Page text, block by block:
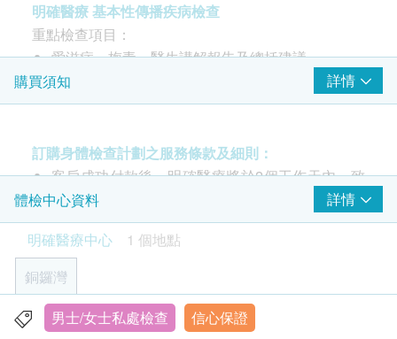
愛滋病抗體一及二
報告
醫生講解報告及總括建議
HK$280.0 HK$330
運動心電圖
評估心臟在運動時的反應及檢測在靜止狀態下無法察覺的心臟
問題
HK$
可探測胃癌風險，幽門螺旋菌可引致多種胃病，如胃痛、胃
7% off
HK$1,380.0
柏氏子宮頸抹片
可檢查子宮頸癌前期病變 (只限有性經驗女性)
明確醫療 基本性傳播疾病檢查
重點檢查項目：
愛滋病、梅毒、醫生講解報告及總括建議
大多數情況下，性傳染病不會帶來任何症狀，檢測是
了解您是否感染性傳染病的唯一可行方法。性傳播疾
病通常發生在您與多個伴侶發生性接觸或與性工作者
等有危險性行為的人發生性接觸時，包括口交、陰道
性交或肛交。
使用避孕套等保護措施可能不足以預防疾病，因為仍
然存在風險，尤其是與被生殖液或血液污染的密切皮
膚或粘膜接觸。如果不及時治療，性病可能會帶來更
購買須知 詳情
訂購身體檢查計劃之服務條款及細則：
客戶成功付款後，明確醫療將於2個工作天內，致
電客戶預約時或客戶亦可透過電話預約 (Tel: 2155
1951 / 2155 2228)。
客戶須於預約當天出示身份證及列印訂購確認信確
認身份。
驗身過程由醫生及醫護人員主理。
本體格檢查計劃有效期為6個月，客戶必須於6個月
體檢中心資料
詳情
明確醫療中心
1 個地點
銅鑼灣
香港銅鑼灣軒尼詩道555號東角中心19樓2A室
男士/女士私處檢查
信心保證